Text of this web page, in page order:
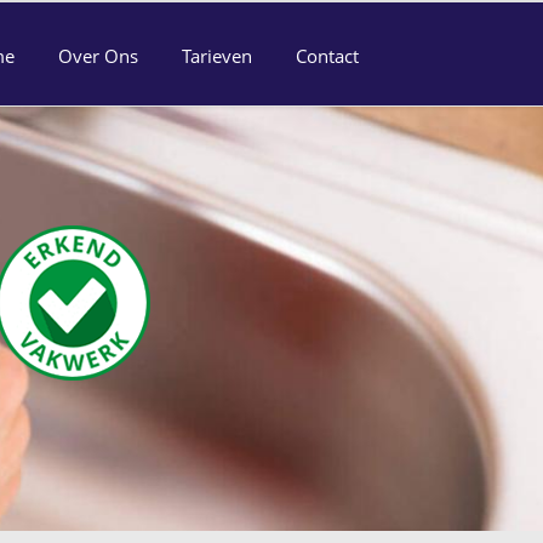
Over Ons Tarieven Contact